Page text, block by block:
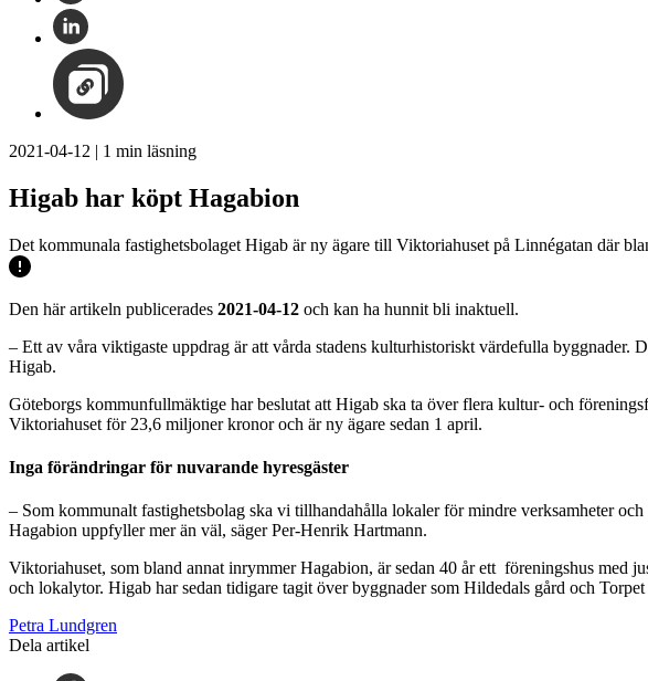
2021-04-12 | 1 min läsning
Higab har köpt Hagabion
Det kommunala fastighetsbolaget Higab är ny ägare till Viktoriahuset på Linnégatan där
Den här artikeln publicerades 2021-04-12 och kan ha hunnit bli inaktuell.
– Ett av våra viktigaste uppdrag är att vårda stadens kulturhistoriskt värdefulla byggnader.
Higab.
Göteborgs kommunfullmäktige har beslutat att Higab ska ta över flera kultur- och
Viktoriahuset för 23,6 miljoner kronor och är ny ägare sedan 1 april.
Inga förändringar för nuvarande hyresgäster
– Som kommunalt fastighetsbolag ska vi tillhandahålla lokaler för mindre verksamheter
Hagabion uppfyller mer än väl, säger Per-Henrik Hartmann.
Viktoriahuset, som bland annat inrymmer Hagabion, är sedan 40 år ett föreningshus med
och lokalytor. Higab har sedan tidigare tagit över byggnader som Hildedals gård och
Petra Lundgren
Dela artikel